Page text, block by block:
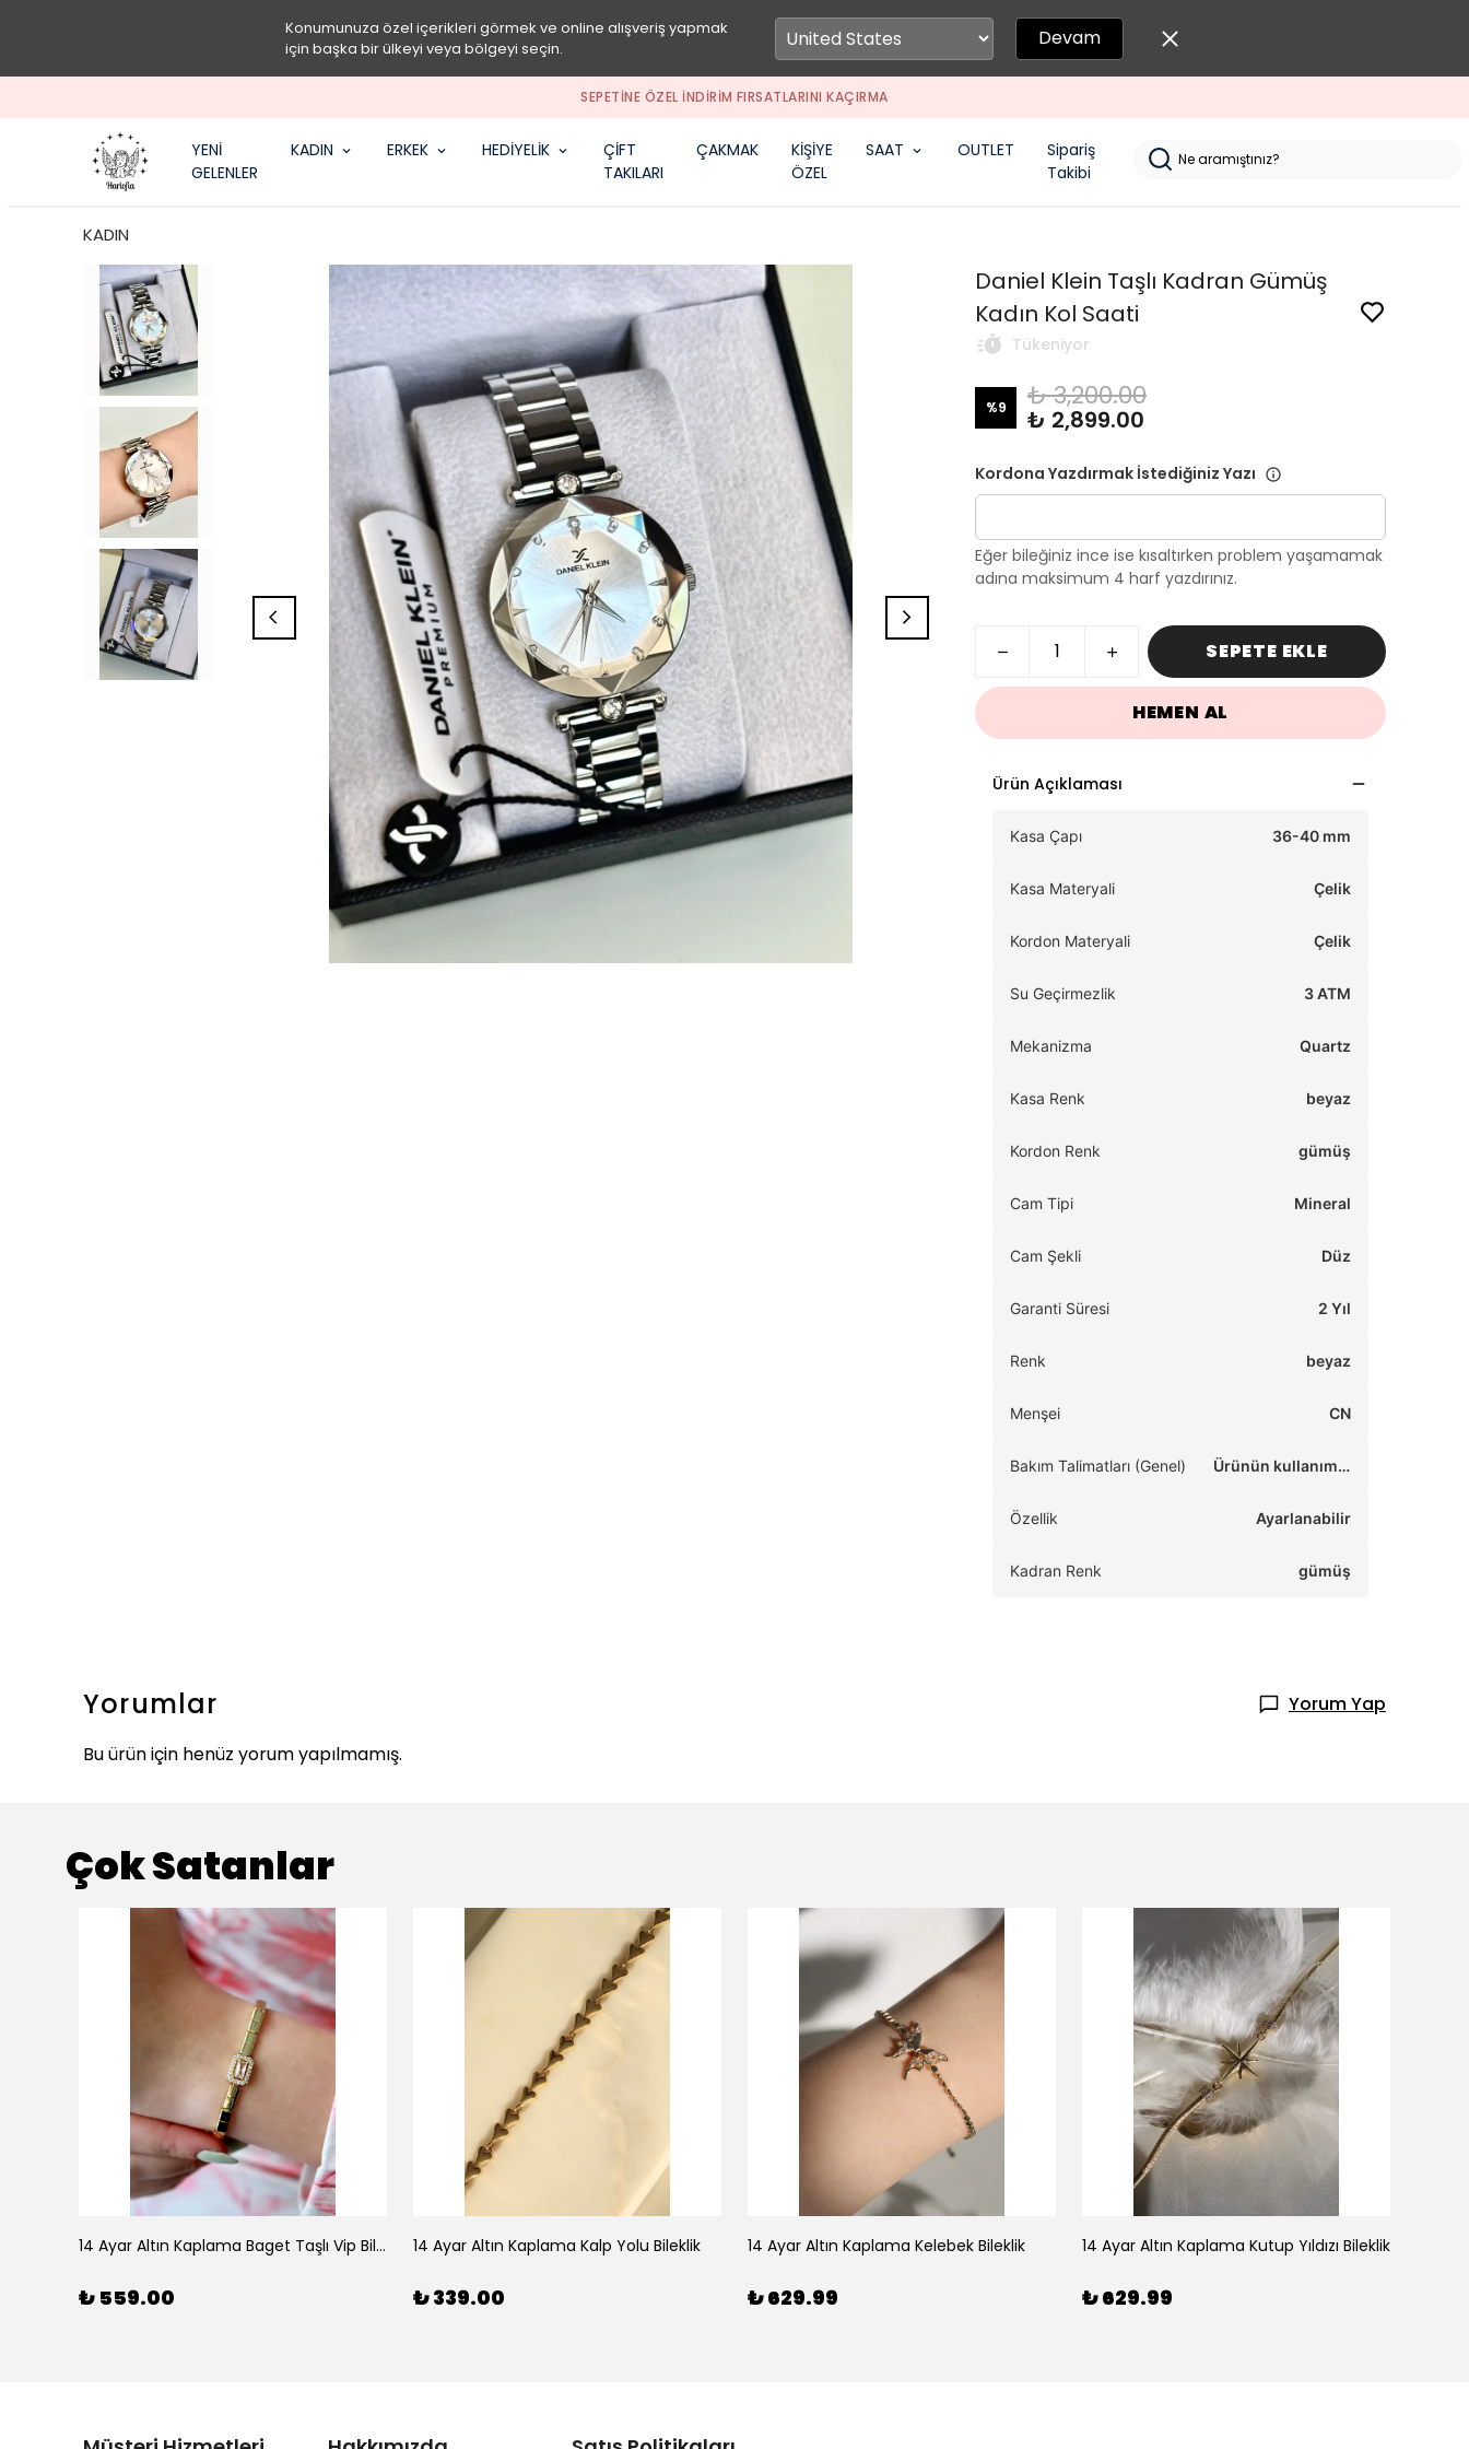
Konumunuza özel içerikleri görmek ve online alışveriş yapmak
için başka bir ülkeyi veya bölgeyi seçin.
Devam
SEPETİNE ÖZEL İNDİRİM FIRSATLARINI KAÇIRMA
YENİ
GELENLER
KADIN ERKEK HEDİYELİK
ÇİFT
TAKILARI
ÇAKMAK
KİŞİYE
ÖZEL
SAAT OUTLET
Sipariş
Takibi
KADIN
Daniel Klein Taşlı Kadran Gümüş
Kadın Kol Saati
Tükeniyor
%9 ₺ 3,200.00
₺ 2,899.00
Kordona Yazdırmak İstediğiniz Yazı
Eğer bileğiniz ince ise kısaltırken problem yaşamamak
adına maksimum 4 harf yazdırınız.
SEPETE EKLE
HEMEN AL
Ürün Açıklaması
Kasa Çapı 36-40 mm
Kasa Materyali Çelik
Kordon Materyali Çelik
Su Geçirmezlik 3 ATM
Mekanizma Quartz
Kasa Renk beyaz
Kordon Renk gümüş
Cam Tipi Mineral
Cam Şekli Düz
Garanti Süresi 2 Yıl
Renk beyaz
Menşei CN
Bakım Talimatları (Genel)
Ürünün kullanım ö
talimatlarını takip e
Özellik Ayarlanabilir
Kadran Renk gümüş
Yorumlar
Yorum Yap
Bu ürün için henüz yorum yapılmamış.
Çok Satanlar
14 Ayar Altın Kaplama Baget Taşlı Vip Bileklik
₺ 559.00
14 Ayar Altın Kaplama Kalp Yolu Bileklik
₺ 339.00
14 Ayar Altın Kaplama Kelebek Bileklik
₺ 629.99
14 Ayar Altın Kaplama Kutup Yıldızı Bileklik
₺ 629.99